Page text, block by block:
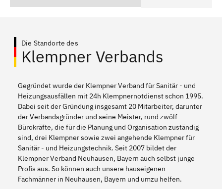
Die Standorte des
Klempner Verbands
Gegründet wurde der Klempner Verband für Sanitär - und
Heizungsausfällen mit 24h Klempnernotdienst schon 1995.
Dabei seit der Gründung insgesamt 20 Mitarbeiter, darunter
der Verbandsgründer und seine Meister, rund zwölf
Bürokräfte, die für die Planung und Organisation zuständig
sind, drei Klempner sowie zwei angehende Klempner für
Sanitär - und Heizungstechnik. Seit 2007 bildet der
Klempner Verband Neuhausen, Bayern auch selbst junge
Profis aus. So können auch unsere hauseigenen
Fachmänner in Neuhausen, Bayern und umzu helfen.